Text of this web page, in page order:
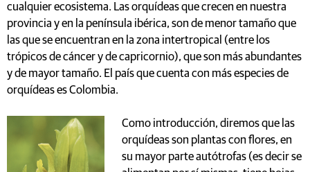
cualquier ecosistema. Las orquídeas que crecen en nuestra
provincia y en la península ibérica, son de menor tamaño que
las que se encuentran en la zona intertropical (entre los
trópicos de cáncer y de capricornio), que son más abundantes
y de mayor tamaño. El país que cuenta con más especies de
orquídeas es Colombia.
Como introducción, diremos que las
orquídeas son plantas con flores, en
su mayor parte autótrofas (es decir se